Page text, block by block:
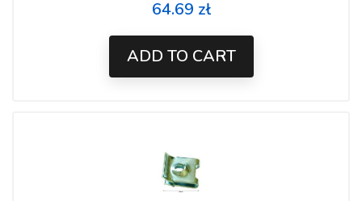
Price
64.69 zł
ADD TO CART